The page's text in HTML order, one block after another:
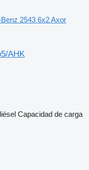
2543 6x2 Axor
AHK
Capacidad de carga